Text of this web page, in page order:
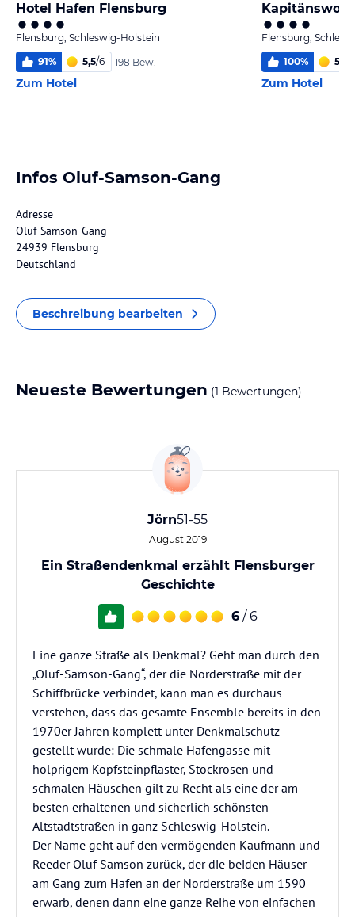
Hotel Hafen Flensburg
Flensburg, Schleswig-Holstein
91% 5,5/6 198 Bew.
Zum Hotel
Flensburg,
100% 5,1
Zum Hotel
Infos Oluf-Samson-Gang
Adresse
Oluf-Samson-Gang
24939 Flensburg
Deutschland
Beschreibung bearbeiten
Neueste Bewertungen (1 Bewertungen)
Jörn51-55
August 2019
Ein Straßendenkmal erzählt Flensburger
Geschichte
6 / 6
Eine ganze Straße als Denkmal? Geht man durch den
„Oluf-Samson-Gang“, der die Norderstraße mit der
Schiffbrücke verbindet, kann man es durchaus
verstehen, dass das gesamte Ensemble bereits in den
1970er Jahren komplett unter Denkmalschutz
gestellt wurde: Die schmale Hafengasse mit
holprigem Kopfsteinpflaster, Stockrosen und
schmalen Häuschen gilt zu Recht als eine der am
besten erhaltenen und sicherlich schönsten
Altstadtstraßen in ganz Schleswig-Holstein.
Der Name geht auf den vermögenden Kaufmann und
Reeder Oluf Samson zurück, der die beiden Häuser
am Gang zum Hafen an der Norderstraße um 1590
erwarb, denen dann eine ganze Reihe von einfachen